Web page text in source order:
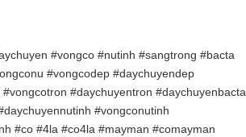
#vongco #nutinh #sangtrong #bacta
#vongcodep #daychuyendep
#daychuyentron #daychuyenbacta
#vongconutinh
#co #4la #co4la #mayman #comayman